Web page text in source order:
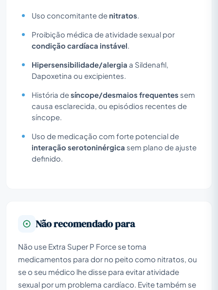
Uso concomitante de nitratos.
Proibição médica de atividade sexual por
condição cardíaca instável.
Hipersensibilidade/alergia a Sildenafil,
Dapoxetina ou excipientes.
História desíncope/desmaios frequentes sem
causa esclarecida, ou episódios recentes de
síncope.
Uso de medicação com forte potencial de
interação serotoninérgica sem plano de ajuste
definido.
Não recomendado para
Não use Extra Super P Force se toma
medicamentos para dor no peito como nitratos, ou
se o seu médico lhe disse para evitar atividade
sexual por um problema cardíaco. Evite também se